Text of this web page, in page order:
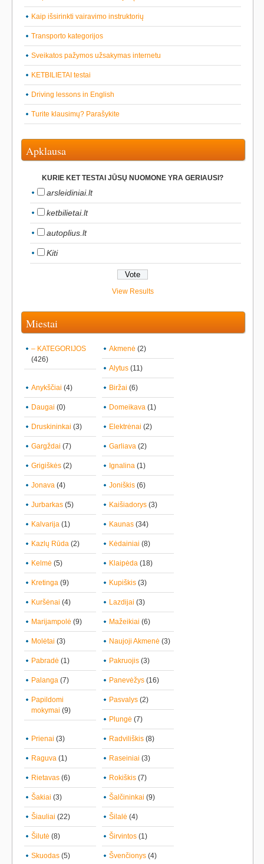
Kaip išsirinkti vairavimo instruktorių
Transporto kategorijos
Sveikatos pažymos užsakymas internetu
KETBILIETAI testai
Driving lessons in English
Turite klausimų? Parašykite
Apklausa
KURIE KET TESTAI JŪSŲ NUOMONE YRA GERIAUSI?
arsleidiniai.lt
ketbilietai.lt
autoplius.lt
Kiti
View Results
Miestai
– KATEGORIJOS
(426)
Akmenė (2)
Alytus (11)
Anykščiai (4) Biržai (6)
Daugai (0) Domeikava (1)
Druskininkai (3) Elektrėnai (2)
Gargždai (7) Garliava (2)
Grigiškės (2) Ignalina (1)
Jonava (4) Joniškis (6)
Jurbarkas (5) Kaišiadorys (3)
Kalvarija (1) Kaunas (34)
Kazlų Rūda (2) Kėdainiai (8)
Kelmė (5) Klaipėda (18)
Kretinga (9) Kupiškis (3)
Kuršėnai (4) Lazdijai (3)
Marijampolė (9) Mažeikiai (6)
Molėtai (3) Naujoji Akmenė (3)
Pabradė (1) Pakruojis (3)
Palanga (7) Panevėžys (16)
Papildomi
mokymai (9)
Pasvalys (2)
Plungė (7)
Prienai (3) Radviliškis (8)
Raguva (1) Raseiniai (3)
Rietavas (6) Rokiškis (7)
Šakiai (3) Šalčininkai (9)
Šiauliai (22) Šilalė (4)
Šilutė (8) Širvintos (1)
Skuodas (5) Švenčionys (4)